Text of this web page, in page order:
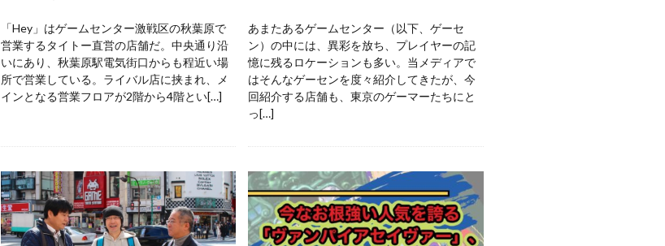
「Hey」はゲームセンター激戦区の秋葉原で
営業するタイトー直営の店舗だ。中央通り沿
いにあり、秋葉原駅電気街口からも程近い場
所で営業している。ライバル店に挟まれ、メ
インとなる営業フロアが2階から4階とい[…]
あまたあるゲームセンター（以下、ゲーセ
ン）の中には、異彩を放ち、プレイヤーの記
憶に残るロケーションも多い。当メディアで
はそんなゲーセンを度々紹介してきたが、今
回紹介する店舗も、東京のゲーマーたちにと
っ[…]